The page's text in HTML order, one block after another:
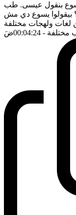
بنقول عيسى. طب
بيقولوا يسوع دي مش
لغات ولهجات مختلفة
مختلفة - 00:04:24 ضَ